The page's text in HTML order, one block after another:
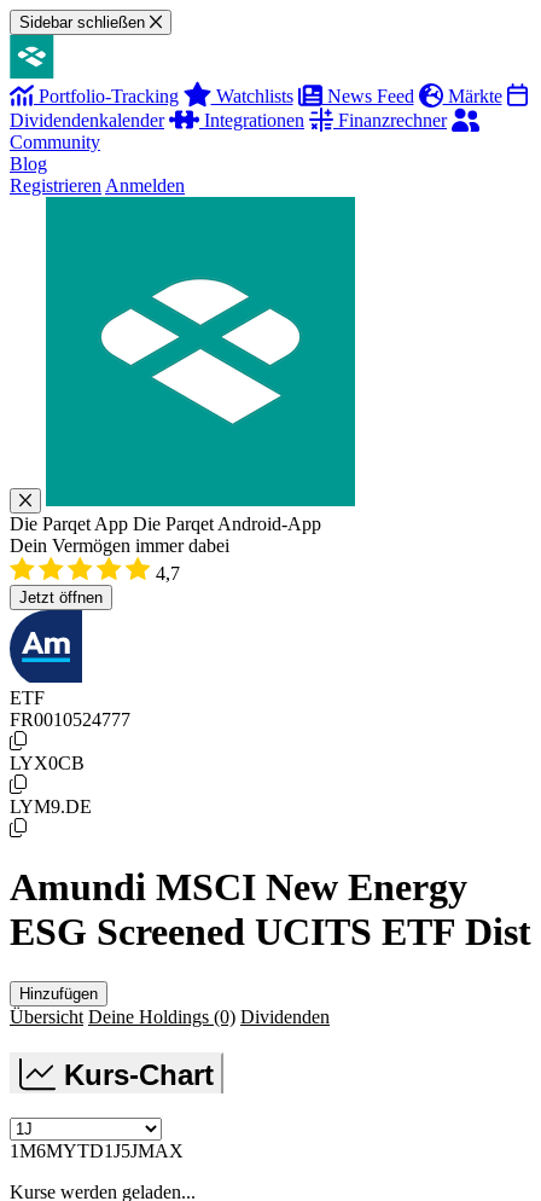
Sidebar schließen
Portfolio-Tracking Watchlists News Feed
Märkte
Dividendenkalender
Integrationen
Finanzrechner
Community
Blog
Registrieren Anmelden
Die Parqet App Die Parqet Android-App
Dein Vermögen immer dabei
4,7
Jetzt öffnen
ETF
FR0010524777
LYX0CB
LYM9.DE
Amundi MSCI New Energy
ESG Screened UCITS ETF Dist
Hinzufügen
Übersicht Deine Holdings (0) Dividenden
Kurs-Chart
1M6MYTD1J5JMAX
Kurse werden geladen...